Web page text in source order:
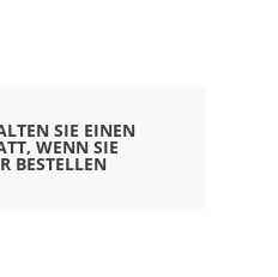
SIE EINEN
WENN SIE
BESTELLEN